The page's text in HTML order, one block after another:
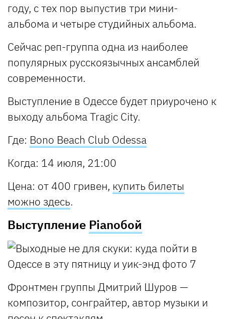
году, с тех пор выпустив три мини-
альбома и четыре студийных альбома.
Сейчас реп-группа одна из наиболее
популярных русскоязычных ансамблей
современности.
Выступление в Одессе будет приурочено к
выходу альбома Tragic City.
Где: Bono Beach Club Odessa
Когда: 14 июля, 21:00
Цена: от 400 гривен, купить билеты
можно здесь.
Выступление Pianoбой
Фронтмен группы Дмитрий Шуров —
композитор, сонграйтер, автор музыки и